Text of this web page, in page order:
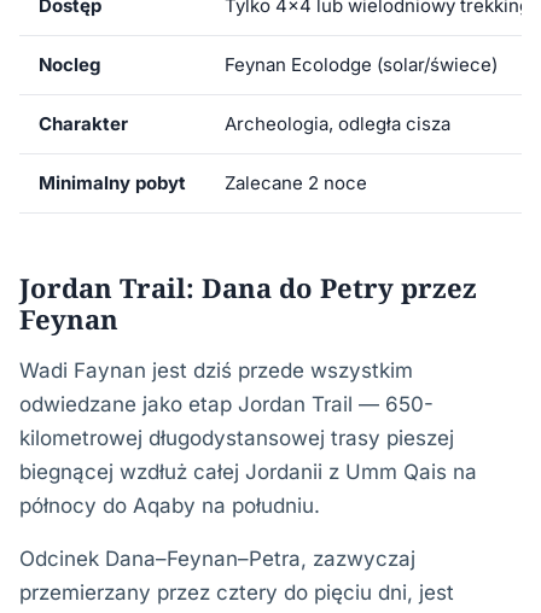
Dostęp Tylko 4x4 lub wielodniowy trekking
Nocleg Feynan Ecolodge (solar/świece)
Charakter Archeologia, odległa cisza
Minimalny pobyt Zalecane 2 noce
Jordan Trail: Dana do Petry przez
Feynan
Wadi Faynan jest dziś przede wszystkim
odwiedzane jako etap Jordan Trail — 650-
kilometrowej długodystansowej trasy pieszej
biegnącej wzdłuż całej Jordanii z Umm Qais na
północy do Aqaby na południu.
Odcinek Dana–Feynan–Petra, zazwyczaj
przemierzany przez cztery do pięciu dni, jest